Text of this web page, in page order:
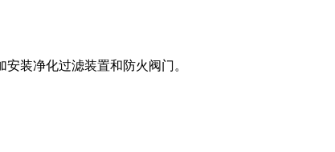
装净化过滤装置和防火阀门。